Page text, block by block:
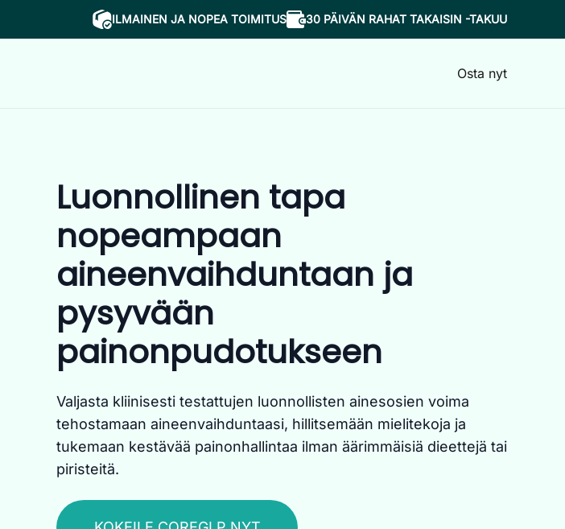
ILMAINEN JA NOPEA TOIMITUS 30 PÄIVÄN RAHAT TAKAISIN -TAKUU
Osta nyt
Luonnollinen tapa
nopeampaan
aineenvaihduntaan ja
pysyvään
painonpudotukseen
Valjasta kliinisesti testattujen luonnollisten ainesosien voima
tehostamaan aineenvaihduntaasi, hillitsemään mielitekoja ja
tukemaan kestävää painonhallintaa ilman äärimmäisiä dieettejä tai
piristeitä.